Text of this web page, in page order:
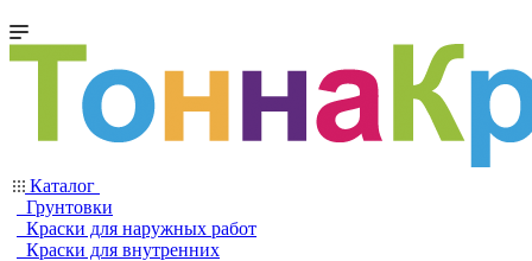
Каталог
Грунтовки
Краски для наружных работ
Краски для внутренних